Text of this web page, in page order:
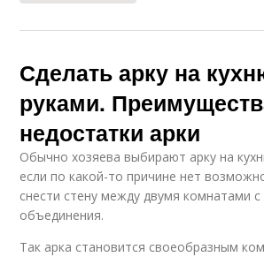
Сделать арку на
руками.
недостатки арки
Обычно хозяева выбирают арку на
если по какой-то причине нет
снести стену между двумя комнатами
объединения.
Так арка становится своеобразным